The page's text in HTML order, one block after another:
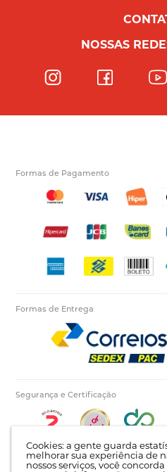
Cookies: a gente guarda
melhorar sua experiência de
nossos serviços, você
NOSSAS
Formas de Pagamento
Formas de Entrega
Segurança e Certificação